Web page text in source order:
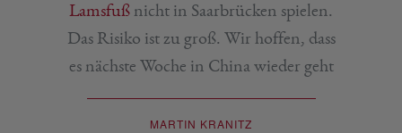
Lamsfuß nicht in Saarbrücken spielen.
Das Risiko ist zu groß. Wir hoffen, dass
es nächste Woche in China wieder geht
MARTIN KRANITZ